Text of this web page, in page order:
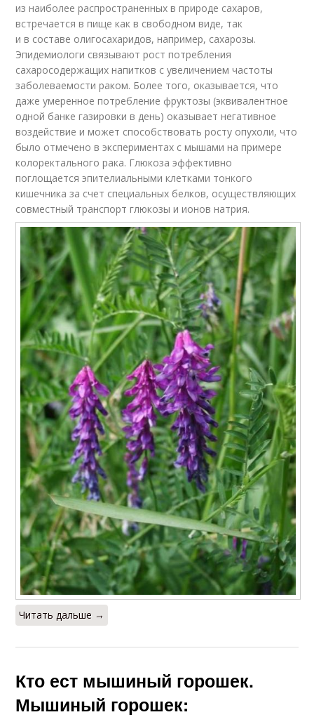
Душистый горошек Мышиные горошки
Мышиный семен
из наиболее распространенных в природе сахаров,
встречается в пище как в свободном виде, так
и в составе олигосахаридов, например, сахарозы.
Эпидемиологи связывают рост потребления
сахаросодержащих напитков с увеличением частоты
заболеваемости раком. Более того, оказывается, что
даже умеренное потребление фруктозы (эквивалентное
одной банке газировки в день) оказывает негативное
воздействие и может способствовать росту опухоли, что
было отмечено в экспериментах с мышами на примере
колоректального рака. Глюкоза эффективно
поглощается эпителиальными клетками тонкого
кишечника за счет специальных белков, осуществляющих
совместный транспорт глюкозы и ионов натрия.
Читать дальше →
Кто ест мышиный горошек.
Мышиный горошек: